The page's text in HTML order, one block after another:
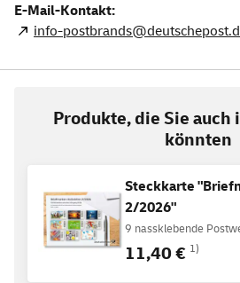
E-Mail-Kontakt:
info-
Produkte, die Sie
könnten
Steckkarte
2/2026"
9 nassklebende
11,40 € 1)